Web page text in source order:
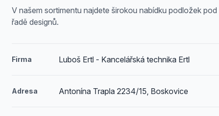
V našem sortimentu najdete širokou nabídku podložek pod
řadě designů.
Firma Luboš Ertl - Kancelářská technika Ertl
Adresa Antonína Trapla 2234/15, Boskovice